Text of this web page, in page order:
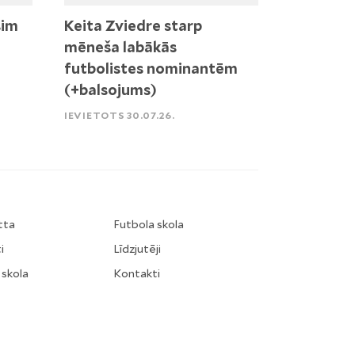
Keita Zviedre starp
mēneša labākās
futbolistes nominantēm
(+balsojums)
IEVIETOTS 30.07.26.
Futbola skola
Līdzjutēji
Kontakti